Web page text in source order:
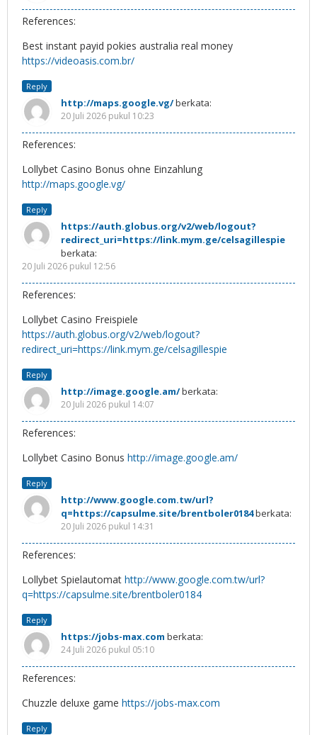
References:
Best instant payid pokies australia real money
https://videoasis.com.br/
Reply
http://maps.google.vg/berkata:
20 Juli 2026 pukul 10:23
References:
Lollybet Casino Bonus ohne Einzahlung
http://maps.google.vg/
Reply
https://auth.globus.org/v2/web/logout?
redirect_uri=https://link.mym.ge/celsagillespie
berkata:
20 Juli 2026 pukul 12:56
References:
Lollybet Casino Freispiele
https://auth.globus.org/v2/web/logout?
redirect_uri=https://link.mym.ge/celsagillespie
Reply
http://image.google.am/berkata:
20 Juli 2026 pukul 14:07
References:
Lollybet Casino Bonus http://image.google.am/
Reply
http://www.google.com.tw/url?
q=https://capsulme.site/brentboler0184berkata:
20 Juli 2026 pukul 14:31
References:
Lollybet Spielautomat http://www.google.com.tw/url?
q=https://capsulme.site/brentboler0184
Reply
https://jobs-max.com berkata:
24 Juli 2026 pukul 05:10
References:
Chuzzle deluxe game https://jobs-max.com
Reply